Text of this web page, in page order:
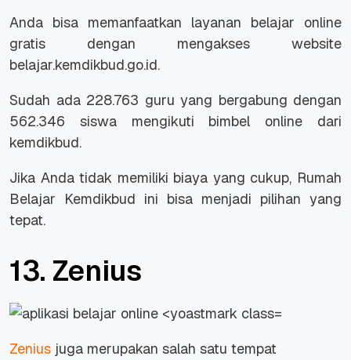
Anda bisa memanfaatkan layanan belajar online
gratis dengan mengakses website
belajar.kemdikbud.go.id.
Sudah ada 228.763 guru yang bergabung dengan
562.346 siswa mengikuti bimbel online dari
kemdikbud.
Jika Anda tidak memiliki biaya yang cukup, Rumah
Belajar Kemdikbud ini bisa menjadi pilihan yang
tepat.
13. Zenius
Zenius juga merupakan salah satu tempat